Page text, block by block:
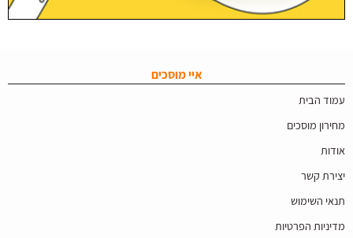
איי מוסכים
עמוד הבית
מחירון מוסכים
אודות
יצירת קשר
תנאי השימוש
מדיניות הפרטיות